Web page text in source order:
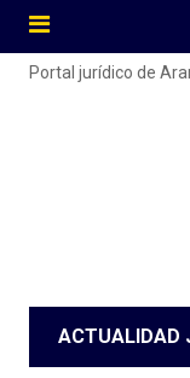
Portal jurídico de
ACTUALIDAD